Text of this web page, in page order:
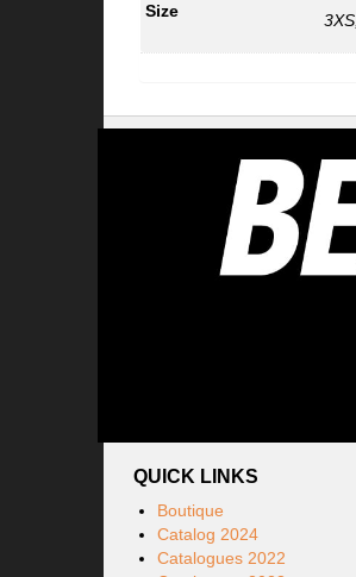
Size
QUICK LINKS
Boutique
Catalog 2024
Catalogues 2022